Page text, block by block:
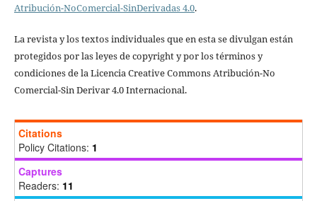
Atribución-NoComercial-SinDerivadas 4.0.
La revista y los textos individuales que en esta se divulgan están
protegidos por las leyes de copyright y por los términos y
condiciones de la Licencia Creative Commons Atribución-No
Comercial-Sin Derivar 4.0 Internacional.
Citations
Policy Citations: 1
Captures
Readers: 11